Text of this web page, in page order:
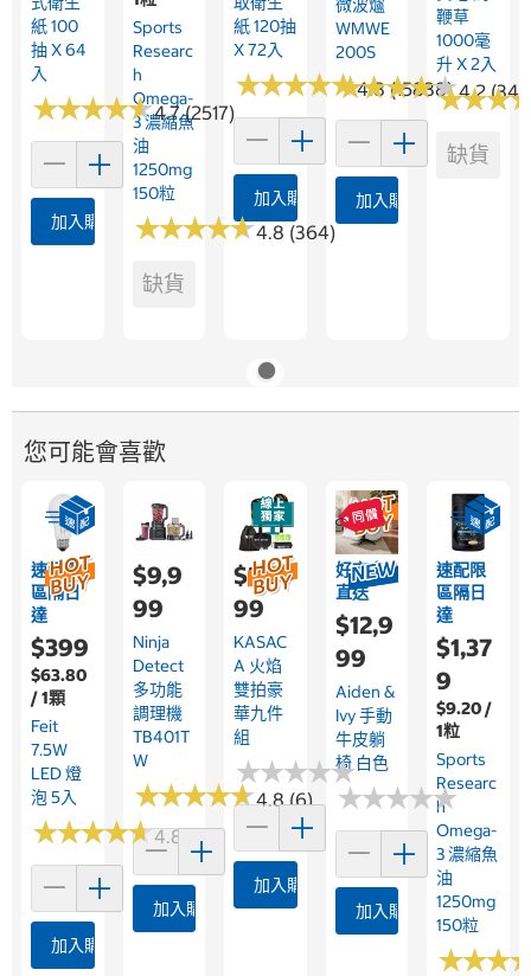
紙 100
抽 X 64
入
★★★★★
★★★★★4.7 (2517)
加入購物車
Sports
Researc
H
Omega-
3 濃縮魚
油
1250mg
150粒
★★★★★
★★★★★4.8 (364)
缺貨
紙 120抽
X 72入
★★★★★
★★★★★4.8 (15838)
加入購物車
微波爐
WMWE
200S
★★★★★
★★★★★4.2
加入購物車
鞭草
1000毫
升 X 2入
★★★
★★★
缺貨
您可能會喜歡
速配限
區隔日
達
$399
$63.80
/ 1顆
Feit
7.5W
LED 燈
泡 5入
★★★★★
★★★★★4.8 (5)
加入購物車
$9,9
99
Ninja
Detect
多功能
調理機
TB401T
W
★★★★★
★★★★★4.8 (6)
加入購物車
$2,0
99
KASAC
A 火焰
雙拍豪
華九件
組
★★★★★
★★★★★
加入購物車
好市多
直送
$12,9
99
Aiden &
Ivy 手動
牛皮躺
椅 白色
★★★★★
★★★★★
加入購物車
速配限
區隔日
達
$1,37
9
$9.20 /
1粒
Sports
Researc
H
Omega-
3 濃縮魚
油
1250mg
150粒
★★★
★★★